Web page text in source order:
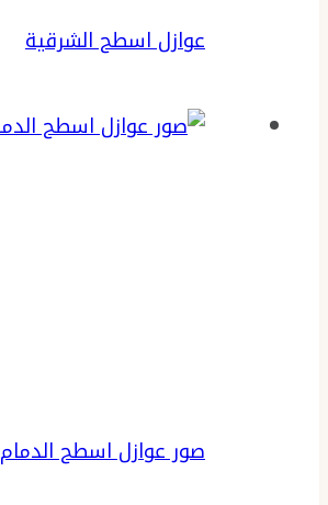
عوازل اسطح الشرقية
صور عوازل اسطح الدمام